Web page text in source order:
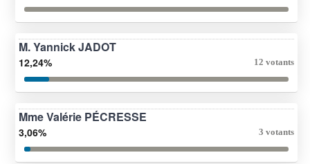
M. Yannick JADOT
12,24% 12 votants
Mme Valérie PÉCRESSE
3,06% 3 votants